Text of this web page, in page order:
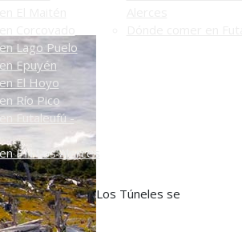
Lago Puelo
Epuyén
El Hoyo
Río Pico
Futaleufú -
PN Los Alerces
Dónde comer en
Los Túneles se